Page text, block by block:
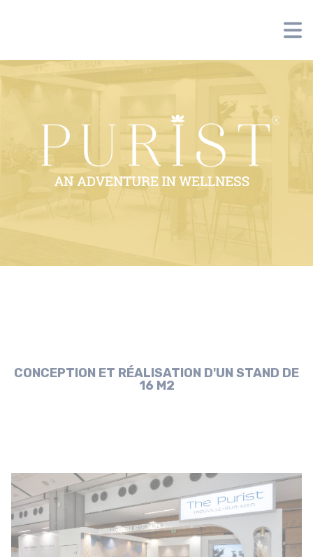
CONCEPTION ET RÉALISATION D'UN STAND DE
16 M2